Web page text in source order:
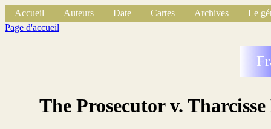
Accueil Auteurs Date Cartes Archives
Le
Page d'accueil
The Prosecutor v.